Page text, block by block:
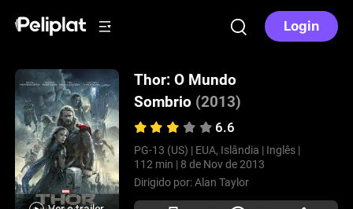
Login
Thor: O Mundo
Sombrio (2013)
6.6
PG-13 (US) | EUA, Islândia | Inglês |
112 min | 8 de Nov de 2013
Dirigido por:Alan Taylor